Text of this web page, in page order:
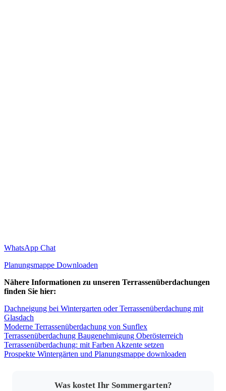
WhatsApp Chat
Planungsmappe Downloaden
Nähere Informationen zu unseren Terrassenüberdachungen
finden Sie hier:
Dachneigung bei Wintergarten oder Terrassenüberdachung mit
Glasdach
Moderne Terrassenüberdachung von Sunflex
Terrassenüberdachung Baugenehmigung Oberösterreich
Terrassenüberdachung: mit Farben Akzente setzen
Prospekte Wintergärten und Planungsmappe downloaden
Was kostet Ihr Sommergarten?